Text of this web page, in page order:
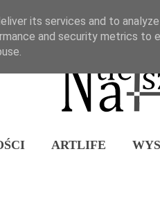
ARTLIFE
its services and to
and security metrics to